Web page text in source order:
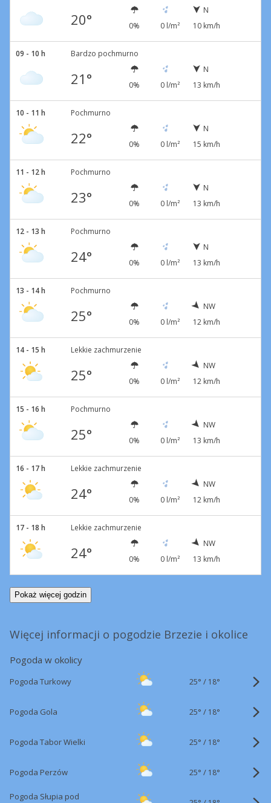
20° 0% 0 l/m²
N
10 km/h
09 - 10 h Bardzo pochmurno
21° 0% 0 l/m²
N
13 km/h
10 - 11 h Pochmurno
22° 0% 0 l/m²
N
15 km/h
11 - 12 h Pochmurno
23° 0% 0 l/m²
N
13 km/h
12 - 13 h Pochmurno
24° 0% 0 l/m²
N
13 km/h
13 - 14 h Pochmurno
25° 0% 0 l/m²
NW
12 km/h
14 - 15 h Lekkie zachmurzenie
25° 0% 0 l/m²
NW
12 km/h
15 - 16 h Pochmurno
25° 0% 0 l/m²
NW
13 km/h
16 - 17 h Lekkie zachmurzenie
24° 0% 0 l/m²
NW
12 km/h
17 - 18 h Lekkie zachmurzenie
24° 0% 0 l/m²
NW
13 km/h
Pokaż więcej godzin
Więcej informacji o pogodzie Brzezie i okolice
Pogoda w okolicy
Pogoda Turkowy 25° / 18°
Pogoda Gola 25° / 18°
Pogoda Tabor Wielki 25° / 18°
Pogoda Perzów 25° / 18°
Pogoda Słupia pod